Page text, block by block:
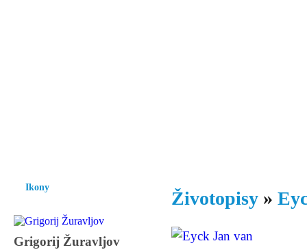
Ikony
Grigorij Žuravljov
Životopisy »